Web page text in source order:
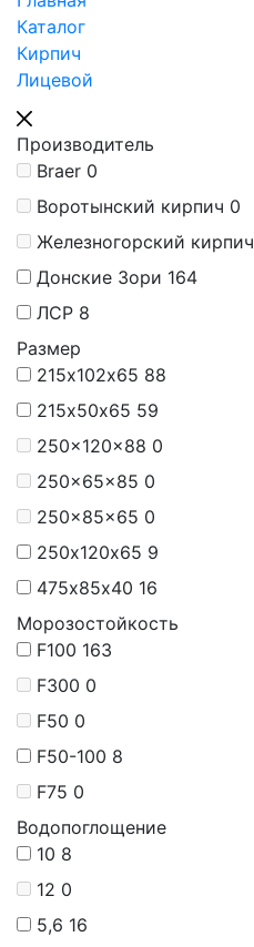
Каталог
Кирпич
Лицевой
Производитель
Braer 0
Воротынский кирпич 0
Железногорский кирпич
Донские Зори 164
ЛСР 8
Размер
215х102х65 88
215х50х65 59
250x120x88 0
250x65x85 0
250x85x65 0
250х120х65 9
475х85х40 16
Морозостойкость
F100 163
F300 0
F50 0
F50-100 8
F75 0
Водопоглощение
10 8
12 0
5,6 16